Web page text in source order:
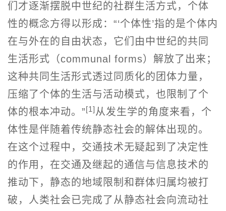
们才逐渐摆脱中世纪的社群生活方式，个体
性的概念方得以形成：“‘个体性’指的是个体内
在与外在的自由状态，它们由中世纪的共同
生活形式（communal forms）解放了出来；
这种共同生活形式透过同质化的团体力量，
压缩了个体的生活与活动模式，也限制了个
体的根本冲动。”[1]从发生学的角度来看，个
体性是伴随着传统静态社会的解体出现的。
在这个过程中，交通技术无疑起到了决定性
的作用，在交通及继起的通信与信息技术的
推动下，静态的地域限制和群体归属均被打
破，人类社会已完成了从静态社会向流动社